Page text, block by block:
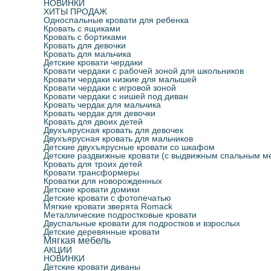
НОВИНКИ
ХИТЫ ПРОДАЖ
Односпальные кровати для ребенка
Кровать с ящиками
Кровать с бортиками
Кровать для девочки
Кровать для мальчика
Детские кровати чердаки
Кровати чердаки с рабочей зоной для школьников
Кровати чердаки низкие для малышей
Кровати чердаки с игровой зоной
Кровати чердаки с нишей под диван
Кровать чердак для мальчика
Кровать чердак для девочки
Кровать для двоих детей
Двухъярусная кровать для девочек
Двухъярусная кровать для мальчиков
Детские двухъярусные кровати со шкафом
Детские раздвижные кровати (с выдвижным спальным
Кровать для троих детей
Кровати трансформеры
Кроватки для новорожденных
Детские кровати домики
Детские кровати с фотопечатью
Мягкие кровати зверята Romack
Металлические подростковые кровати
Двуспальные кровати для подростков и взрослых
Детские деревянные кровати
Мягкая мебель
АКЦИИ
НОВИНКИ
Детские кровати диваны